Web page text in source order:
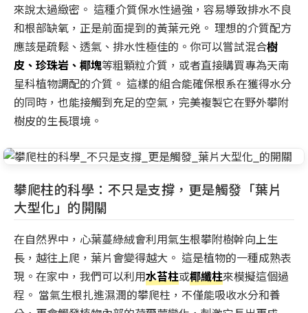
來說太過緻密。 這種介質保水性過強，容易導致排水不良
和根部缺氧，正是前面提到的黃葉元兇。 理想的介質配方
應該是疏鬆、透氣、排水性極佳的。你可以嘗試混合樹
皮、珍珠岩、椰塊等粗顆粒介質，或者直接購買專為天南
星科植物調配的介質。 這樣的組合能確保根系在獲得水分
的同時，也能接觸到充足的空氣，完美複製它在野外攀附
樹皮的生長環境。
攀爬柱的科學：不只是支撐，更是觸發「葉片
大型化」的開關
在自然界中，心葉蔓綠絨會利用氣生根攀附樹幹向上生
長，越往上爬，葉片會變得越大。 這是植物的一種成熟表
現。在家中，我們可以利用水苔柱或椰纖柱來模擬這個過
程。 當氣生根扎進濕潤的攀爬柱，不僅能吸收水分和養